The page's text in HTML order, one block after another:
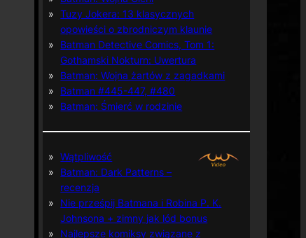
Tuzy Jokera: 13 klasycznych
opowieści o zbrodniczym klaunie
Batman Detective Comics, Tom 1:
Gothamski Nokturn: Uwertura
Batman: Wojna żartów z zagadkami
Batman #445-447, #480
Batman: Śmierć w rodzinie
Wątpliwość
Batman: Dark Patterns –
recenzja
Nie prześpij Batmana i Robina P. K.
Johnsona + zimny jak lód bonus
Najlepsze komiksy związane z